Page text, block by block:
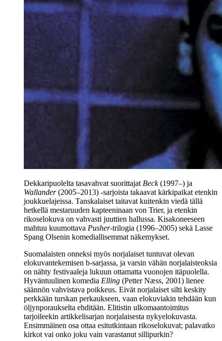
Dekkaripuolelta tasavahvat suorittajat Beck(1997–) ja
Wallander(2005–2013) ‑sarjoista takaavat kärkipaikat etenkin
joukkuelajeissa. Tanskalaiset taitavat kuitenkin viedä tällä
hetkellä mestaruuden kapteeninaan von Trier, ja etenkin
rikoselokuva on vahvasti juuttien hallussa. Kisakoneeseen
mahtuu kuumottava Pusher-trilogia (1996–2005) sekä Lasse
Spang Olsenin komediallisemmat näkemykset.
Suomalaisten onneksi myös norjalaiset tuntuvat olevan
elokuvantekemisen b‑sarjassa, ja varsin vähän norjalaisteoksia
on nähty festivaaleja lukuun ottamatta vuonojen itäpuolella.
Hyväntuulinen komedia Elling (Petter Næss, 2001) lienee
säännön vahvistava poikkeus. Eivät norjalaiset silti keskity
perkkään turskan perkaukseen, vaan elokuviakin tehdään kun
öljynporaukselta ehditään. Elitistin ulkomaantoimitus
tarjoileekin artikkelisarjan norjalaisesta nykyelokuvasta.
Ensimmäinen osa ottaa esitutkintaan rikoselokuvat; palavatko
kirkot vai onko joku vain varastanut sillipurkin?